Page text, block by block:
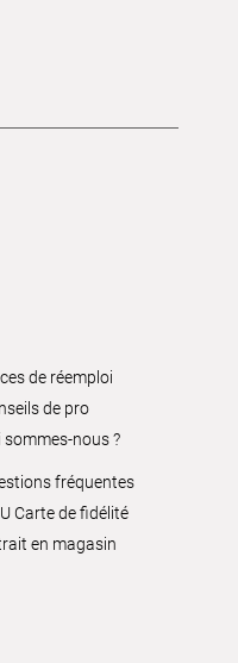
de réemploi
de pro
sommes-nous ?
fréquentes
Carte de fidélité
en magasin